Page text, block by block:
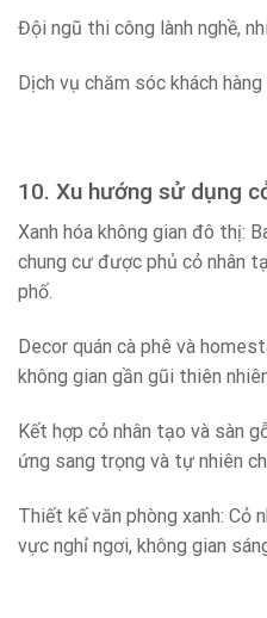
Đội ngũ thi công lành nghề,
Dịch vụ chăm sóc khách
10. Xu hướng sử dụng
Xanh hóa không gian đô thị:
chung cư được phủ cỏ nhân
phố.
Decor quán cà phê và
không gian gần gũi thiên
Kết hợp cỏ nhân tạo và sàn
ứng sang trọng và tự nhiên
Thiết kế văn phòng xanh: Cỏ
vực nghỉ ngơi, không gian